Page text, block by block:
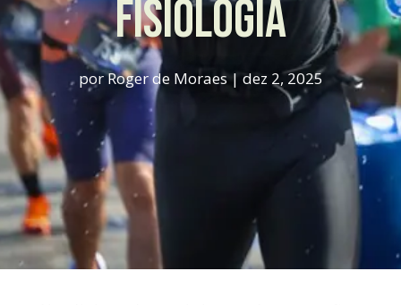
FISIOLOGIA
porRoger de Moraes| dez 2, 2025